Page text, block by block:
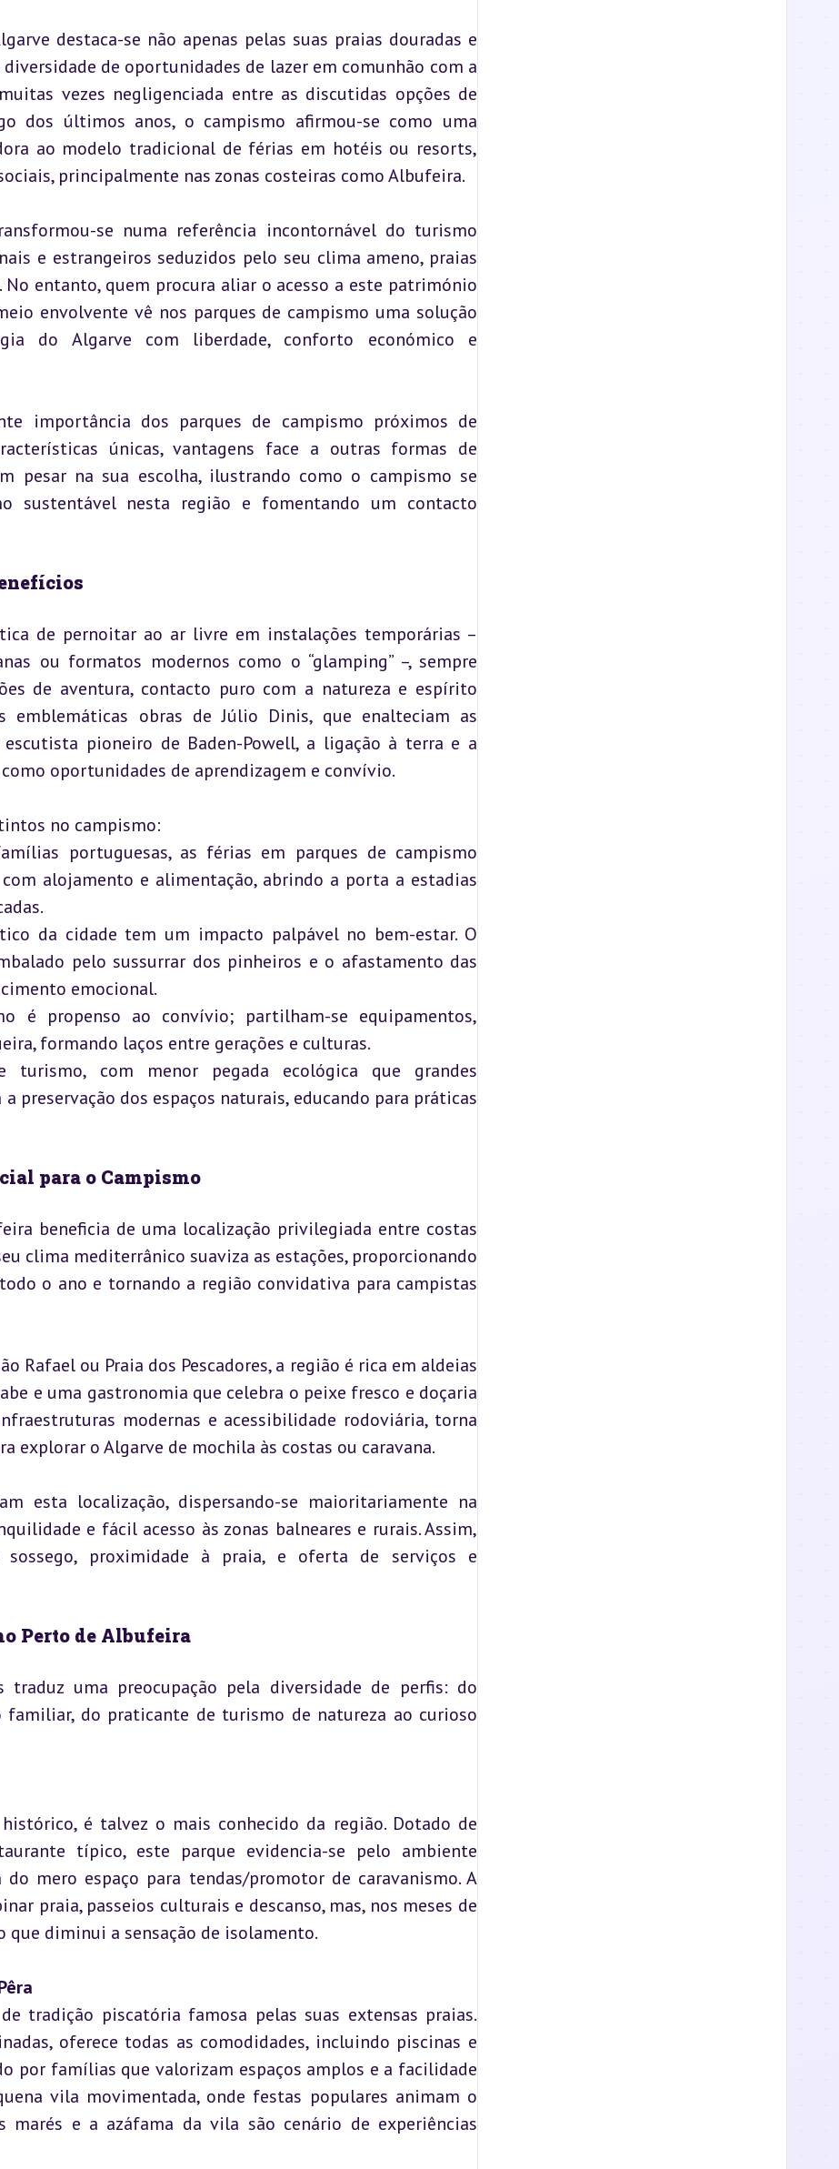
destaca-se não apenas pelas suas praias douradas e
de oportunidades de lazer em comunhão com a
vezes negligenciada entre as discutidas opções de
dos últimos anos, o campismo afirmou-se como uma
ao modelo tradicional de férias em hotéis ou resorts,
principalmente nas zonas costeiras como Albufeira.
se numa referência incontornável do turismo
e estrangeiros seduzidos pelo seu clima ameno, praias
entanto, quem procura aliar o acesso a este património
envolvente vê nos parques de campismo uma solução
do Algarve com liberdade, conforto económico e
importância dos parques de campismo próximos de
únicas, vantagens face a outras formas de
pesar na sua escolha, ilustrando como o campismo se
sustentável nesta região e fomentando um contacto
de pernoitar ao ar livre em instalações temporárias –
ou formatos modernos como o “glamping” –, sempre
de aventura, contacto puro com a natureza e espírito
emblemáticas obras de Júlio Dinis, que enalteciam as
pioneiro de Baden-Powell, a ligação à terra e a
oportunidades de aprendizagem e convívio.
no campismo:
portuguesas, as férias em parques de campismo
alojamento e alimentação, abrindo a porta a estadias
da cidade tem um impacto palpável no bem-estar. O
pelo sussurrar dos pinheiros e o afastamento das
emocional.
é propenso ao convívio; partilham-se equipamentos,
formando laços entre gerações e culturas.
turismo, com menor pegada ecológica que grandes
preservação dos espaços naturais, educando para práticas
para o Campismo
beneficia de uma localização privilegiada entre costas
clima mediterrânico suaviza as estações, proporcionando
o ano e tornando a região convidativa para campistas
Rafael ou Praia dos Pescadores, a região é rica em aldeias
e uma gastronomia que celebra o peixe fresco e doçaria
modernas e acessibilidade rodoviária, torna
explorar o Algarve de mochila às costas ou caravana.
esta localização, dispersando-se maioritariamente na
e fácil acesso às zonas balneares e rurais. Assim,
proximidade à praia, e oferta de serviços e
Perto de Albufeira
traduz uma preocupação pela diversidade de perfis: do
do praticante de turismo de natureza ao curioso
é talvez o mais conhecido da região. Dotado de
típico, este parque evidencia-se pelo ambiente
mero espaço para tendas/promotor de caravanismo. A
praia, passeios culturais e descanso, mas, nos meses de
diminui a sensação de isolamento.
tradição piscatória famosa pelas suas extensas praias.
oferece todas as comodidades, incluindo piscinas e
por famílias que valorizam espaços amplos e a facilidade
vila movimentada, onde festas populares animam o
marés e a azáfama da vila são cenário de experiências